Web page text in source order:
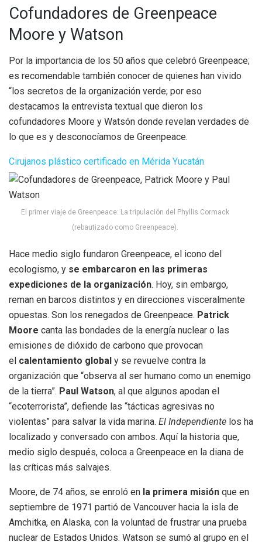
Cofundadores de Greenpeace
Moore y Watson
Por la importancia de los 50 años que celebró Greenpeace;
es recomendable también conocer de quienes han vivido
“los secretos de la organización verde; por eso
destacamos la entrevista textual que dieron los
cofundadores Moore y Watsón donde revelan verdades de
lo que es y desconocíamos de Greenpeace.
Cirujanos plástico certificado en Mérida Yucatán
El primer viaje de Greenpeace: La tripulación del Phyllis Cormack
(rebautizado como Greenpeace).
Hace medio siglo fundaron Greenpeace, el icono del
ecologismo, y se embarcaron en las primeras
expediciones de la organización. Hoy, sin embargo,
reman en barcos distintos y en direcciones visceralmente
opuestas. Son los renegados de Greenpeace. Patrick
Moore canta las bondades de la energía nuclear o las
emisiones de dióxido de carbono que provocan
el calentamiento global y se revuelve contra la
organización que “observa al ser humano como un enemigo
de la tierra”. Paul Watson, al que algunos apodan el
“ecoterrorista”, defiende las “tácticas agresivas no
violentas” para salvar la vida marina. El Independiente los ha
localizado y conversado con ambos. Aquí la historia que,
medio siglo después, coloca a Greenpeace en la diana de
las críticas más salvajes.
Moore, de 74 años, se enroló en la primera misión que en
septiembre de 1971 partió de Vancouver hacia la isla de
Amchitka, en Alaska, con la voluntad de frustrar una prueba
nuclear de Estados Unidos. Watson se sumó al grupo en el